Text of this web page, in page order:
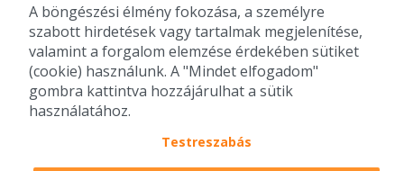
2010-2026 Copyright - Falatozz.hu - Diston-line Kft.
Pizza, gyros, hamburger, menük kedvező áron, egy helyen az összes
étterem ajánlata.
A böngészési élmény fokozása, a személyre
szabott hirdetések vagy tartalmak megjelenítése,
valamint a forgalom elemzése érdekében sütiket
(cookie) használunk. A "Mindet elfogadom"
gombra kattintva hozzájárulhat a sütik
használatához.
Testreszabás